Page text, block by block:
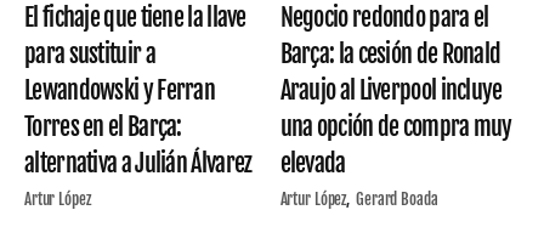
El fichaje que tiene la llave
para sustituir a
Lewandowski y Ferran
Torres en el Barça:
alternativa a Julián Álvarez
Artur López
Negocio redondo para el
Barça: la cesión de Ronald
Araujo al Liverpool incluye
una opción de compra muy
elevada
Artur López Gerard Boada